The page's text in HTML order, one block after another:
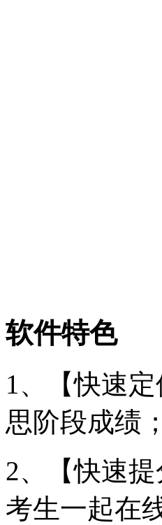
软件特色
1、【快速
思阶段成绩；
2、【快速
考生一起在